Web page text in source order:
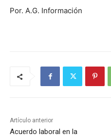
Por. A.G. Información
Artículo anterior
Acuerdo laboral en la